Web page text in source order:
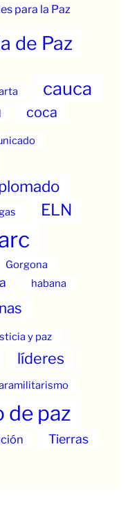
para la Paz
de Paz
cauca
coca
ELN
Gorgona
habana
y paz
líderes
de paz
Tierras